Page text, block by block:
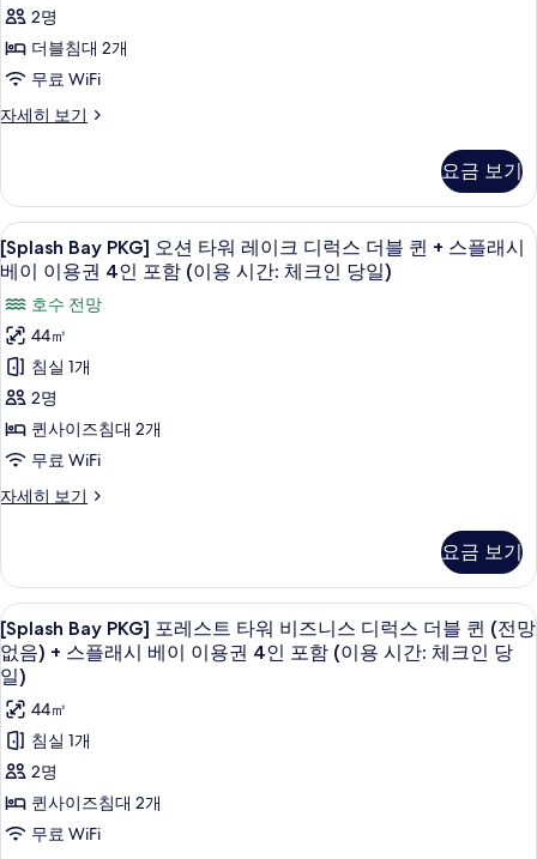
일)
사
진
모
보
기
보
간:
체
크
인
당
사
진
모
두
보
기
체
크
인
당
일)
자
보
기
베
이
이
용
인
포
함
(이
용
시
간:
체
크
인
당
사
진
모
두
보
기
스
플
시
베
이
권
인
포
함
(이
용
시
간:
체
크
인
당
자
기
타
워
디
럭
더
블
퀸
+
스
플
래
시
베
이
이
4
인
포
함
(이
용
시
간:
체
2명
더블침대 2개
무료 WiFi
자세히 보기
[Splash
션
타
워
디
럭
스
더
블
퀸
+
플
래
베
권
4
인
포
함
(이
용
시
간:
체
크
인
당
요금 보기
[Splash
Bay
PKG]
오
션
타
워
레
이
크
럭
스
더
블
퀸
+
스
플
래
시
오리/거위털 이불, 미니바, 객실 내 금
6
[Splash Bay PKG] 오션 타워 레이크 디럭스 더블 퀸 + 스플래시
베이 이용권 4인 포함 (이용 시간: 체크인 당일)
호수 전망
44㎡
침실 1개
2명
퀸사이즈침대 2개
무료 WiFi
자세히 보기
[Splash
션
타
워
레
이
크
디
럭
스
더
블
+
요금 보기
[Splash
Bay
PKG]
포
레
스
트
타
오리/거위털 이불, 미니바, 객실 내 금
4
[Splash Bay PKG] 포레스트 타워 비즈니스 디럭스 더블 퀸 (전망
없음) + 스플래시 베이 이용권 4인 포함 (이용 시간: 체크인 당
일)
44㎡
침실 1개
2명
퀸사이즈침대 2개
무료 WiFi